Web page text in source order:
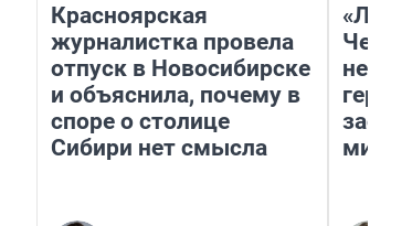
Красноярская
журналистка провела
отпуск в Новосибирске
и объяснила, почему в
споре о столице
Сибири нет смысла
Чем
герои